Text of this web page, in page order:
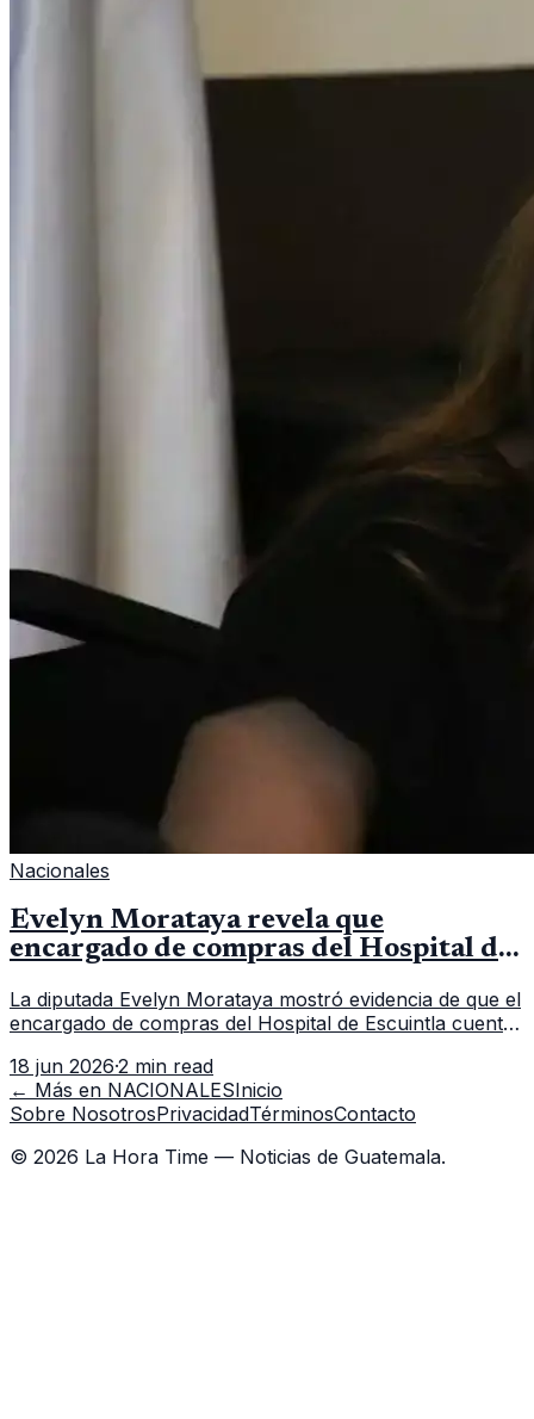
Nacionales
Evelyn Morataya revela que
encargado de compras del Hospital de
La diputada Evelyn Morataya mostró evidencia de que el
encargado de compras del Hospital de Escuintla cuenta
capacitación en la capital.
18 jun 2026·2 min read
← Más en NACIONALESInicio
Sobre NosotrosPrivacidadTérminosContacto
© 2026 La Hora Time — Noticias de Guatemala.